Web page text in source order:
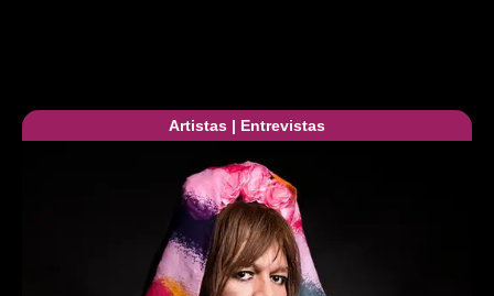
Artistas | Entrevistas